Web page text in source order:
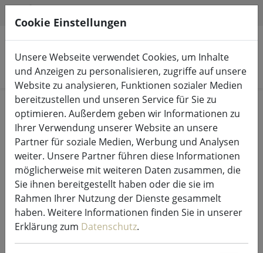
Produkte suchen
Start LED-Kerzen Indoor & Outdoor
Deluxe Homeart LED Kerze
Outdoor fernbedienbar 5x7,5 cm
weiß
Cookie Einstellungen
Unsere Webseite verwendet Cookies, um Inhalte
und Anzeigen zu personalisieren, zugriffe auf unsere
Website zu analysieren, Funktionen sozialer Medien
bereitzustellen und unseren Service für Sie zu
optimieren. Außerdem geben wir Informationen zu
Ihrer Verwendung unserer Website an unsere
Partner für soziale Medien, Werbung und Analysen
weiter. Unsere Partner führen diese Informationen
möglicherweise mit weiteren Daten zusammen, die
Sie ihnen bereitgestellt haben oder die sie im
Rahmen Ihrer Nutzung der Dienste gesammelt
haben. Weitere Informationen finden Sie in unserer
Erklärung zum Datenschutz.